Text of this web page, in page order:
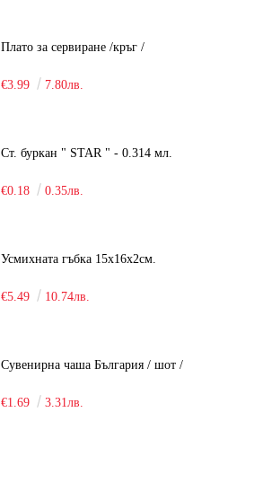
Плато за сервиране /кръг /
€3.99 7.80лв.
Ст. буркан " STAR " - 0.314 мл.
€0.18 0.35лв.
Усмихната гъбка 15х16х2см.
€5.49 10.74лв.
Сувенирна чаша България / шот /
€1.69 3.31лв.